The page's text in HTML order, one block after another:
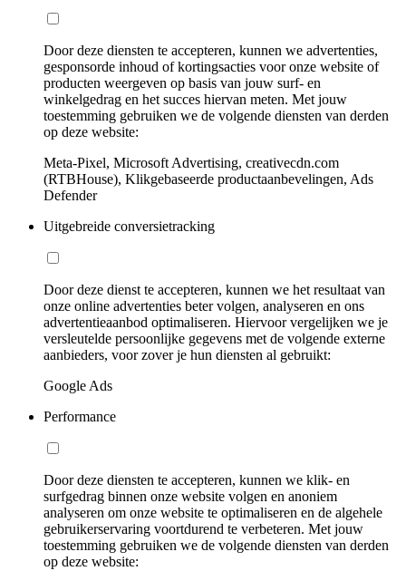
Door deze diensten te accepteren, kunnen we advertenties,
gesponsorde inhoud of kortingsacties voor onze website of
producten weergeven op basis van jouw surf- en
winkelgedrag en het succes hiervan meten. Met jouw
toestemming gebruiken we de volgende diensten van derden
op deze website:
Meta-Pixel, Microsoft Advertising, creativecdn.com
(RTBHouse), Klikgebaseerde productaanbevelingen, Ads
Defender
Uitgebreide conversietracking
Door deze dienst te accepteren, kunnen we het resultaat van
onze online advertenties beter volgen, analyseren en ons
advertentieaanbod optimaliseren. Hiervoor vergelijken we je
versleutelde persoonlijke gegevens met de volgende externe
aanbieders, voor zover je hun diensten al gebruikt:
Google Ads
Performance
Door deze diensten te accepteren, kunnen we klik- en
surfgedrag binnen onze website volgen en anoniem
analyseren om onze website te optimaliseren en de algehele
gebruikerservaring voortdurend te verbeteren. Met jouw
toestemming gebruiken we de volgende diensten van derden
op deze website: